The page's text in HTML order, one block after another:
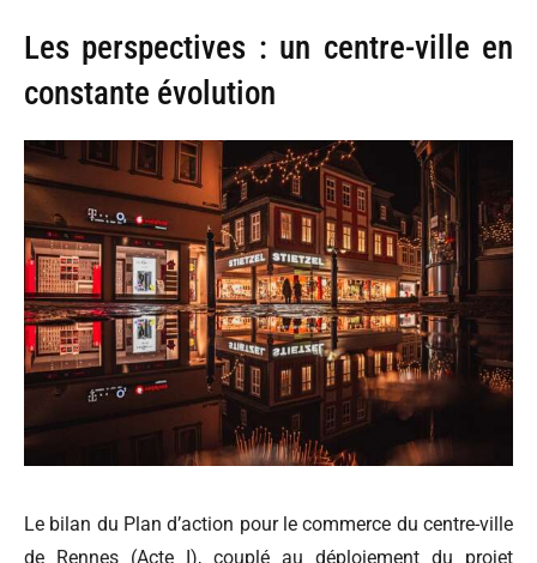
Les perspectives : un centre-ville en
constante évolution
Le bilan du Plan d’action pour le commerce du centre-ville
de Rennes (Acte I), couplé au déploiement du projet